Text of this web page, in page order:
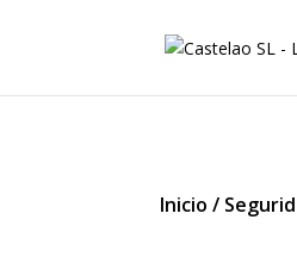
Inicio /